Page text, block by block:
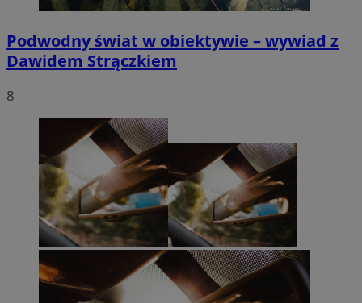
Podwodny świat w obiektywie – wywiad z
Dawidem Strączkiem
8